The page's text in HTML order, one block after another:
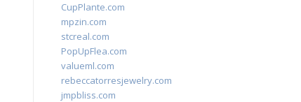
CupPlante.com
mpzin.com
stcreal.com
PopUpFlea.com
valueml.com
rebeccatorresjewelry.com
jmpbliss.com